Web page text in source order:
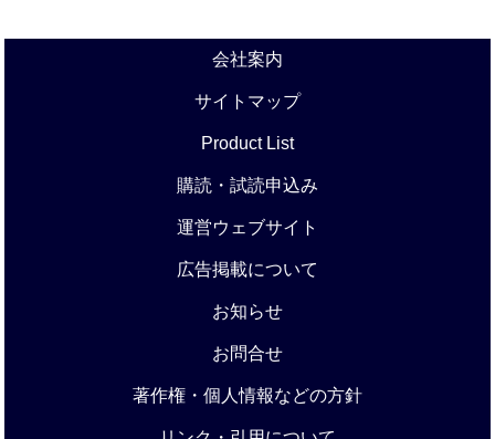
会社案内
サイトマップ
Product List
購読・試読申込み
運営ウェブサイト
広告掲載について
お知らせ
お問合せ
著作権・個人情報などの方針